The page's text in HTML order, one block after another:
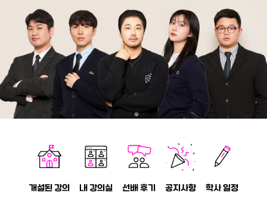
개설된 강의 내 강의실 선배 후기 공지사항 학사 일정